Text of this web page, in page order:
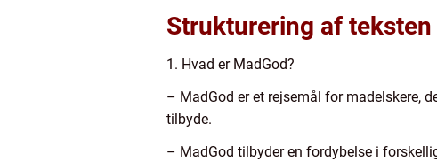
Strukturering af
1. Hvad er MadGod?
– MadGod er et rejsemål for madelskere,
tilbyde.
– MadGod tilbyder en fordybelse i